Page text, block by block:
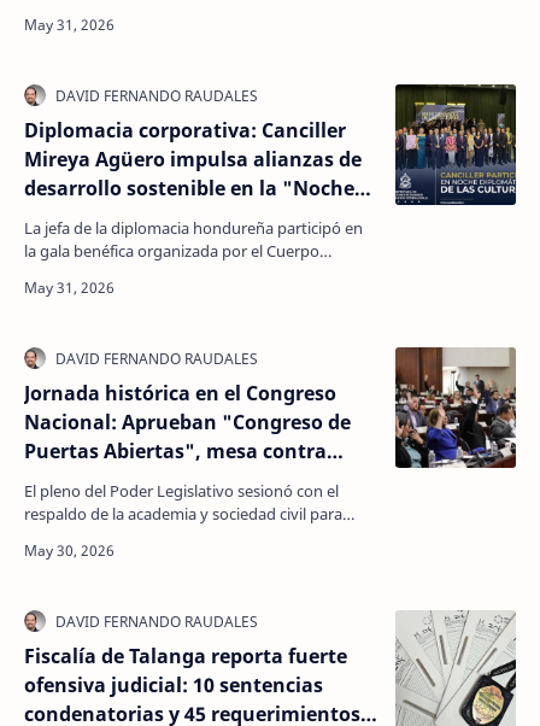
matriz de pre…
Diplomacia corporativa: Canciller
Mireya Agüero impulsa alianzas de
desarrollo sostenible en la "Noche
Diplomática de las Culturas"
La jefa de la diplomacia hondureña participó en
la gala benéfica organizada por el Cuerpo
internacionales…
Jornada histórica en el Congreso
Nacional: Aprueban "Congreso de
Puertas Abiertas", mesa contra
invasiones de tierras y cadena
perpetua por ataques a operadores
El pleno del Poder Legislativo sesionó con el
respaldo de la academia y sociedad civil para
paz soc…
Fiscalía de Talanga reporta fuerte
ofensiva judicial: 10 sentencias
condenatorias y 45 requerimientos